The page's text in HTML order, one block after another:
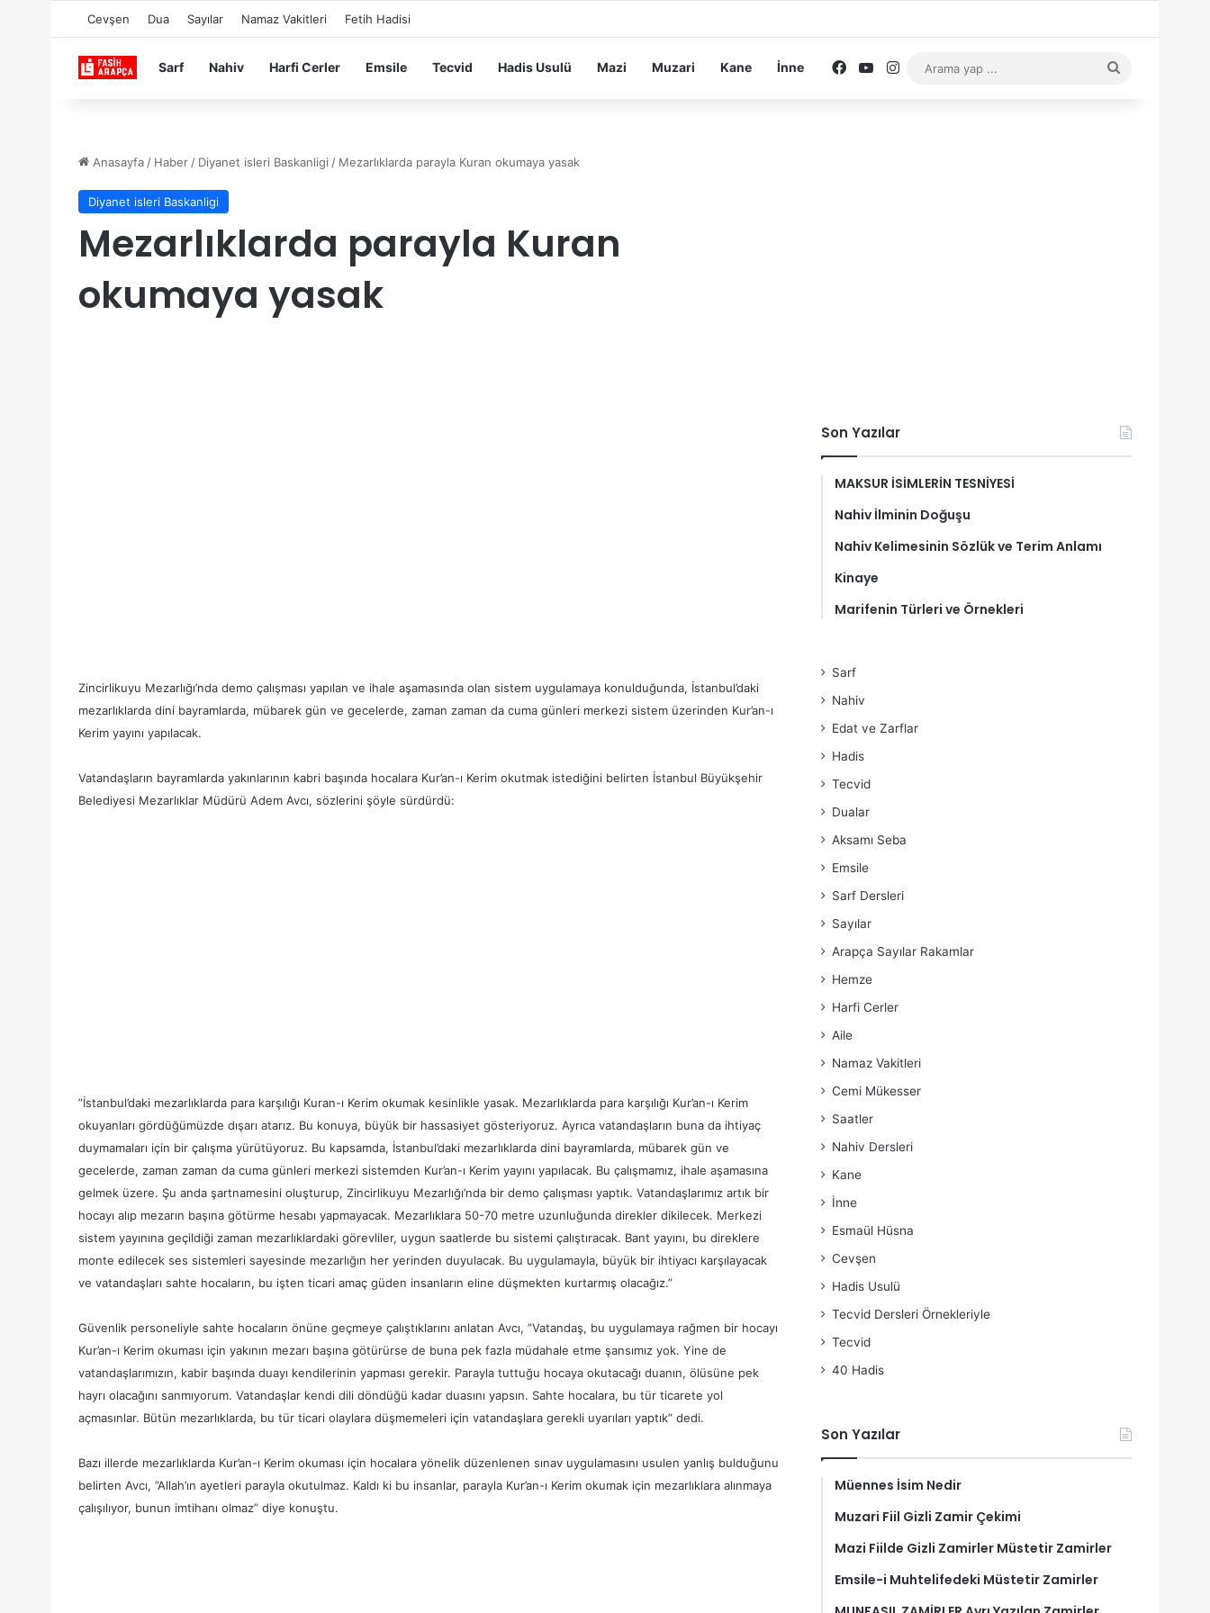
Cevşen Dua Sayılar Namaz Vakitleri Fetih Hadisi
Sarf Nahiv Harfi Cerler Emsile Tecvid Hadis Usulü Mazi Muzari Kane İnne Facebook
YouTube
Instagram
Anasayfa / Haber / Diyanet isleri Baskanligi / Mezarlıklarda parayla Kuran okumaya yasak
Diyanet isleri Baskanligi
Mezarlıklarda parayla Kuran
okumaya yasak
Zincirlikuyu Mezarlığı’nda demo çalışması yapılan ve ihale aşamasında olan sistem uygulamaya konulduğunda, İstanbul’daki
mezarlıklarda dini bayramlarda, mübarek gün ve gecelerde, zaman zaman da cuma günleri merkezi sistem üzerinden Kur’an-ı
Kerim yayını yapılacak.
Vatandaşların bayramlarda yakınlarının kabri başında hocalara Kur’an-ı Kerim okutmak istediğini belirten İstanbul Büyükşehir
Belediyesi Mezarlıklar Müdürü Adem Avcı, sözlerini şöyle sürdürdü:
”İstanbul’daki mezarlıklarda para karşılığı Kuran-ı Kerim okumak kesinlikle yasak. Mezarlıklarda para karşılığı Kur’an-ı Kerim
okuyanları gördüğümüzde dışarı atarız. Bu konuya, büyük bir hassasiyet gösteriyoruz. Ayrıca vatandaşların buna da ihtiyaç
duymamaları için bir çalışma yürütüyoruz. Bu kapsamda, İstanbul’daki mezarlıklarda dini bayramlarda, mübarek gün ve
gecelerde, zaman zaman da cuma günleri merkezi sistemden Kur’an-ı Kerim yayını yapılacak. Bu çalışmamız, ihale aşamasına
gelmek üzere. Şu anda şartnamesini oluşturup, Zincirlikuyu Mezarlığı’nda bir demo çalışması yaptık. Vatandaşlarımız artık bir
hocayı alıp mezarın başına götürme hesabı yapmayacak. Mezarlıklara 50-70 metre uzunluğunda direkler dikilecek. Merkezi
sistem yayınına geçildiği zaman mezarlıklardaki görevliler, uygun saatlerde bu sistemi çalıştıracak. Bant yayını, bu direklere
monte edilecek ses sistemleri sayesinde mezarlığın her yerinden duyulacak. Bu uygulamayla, büyük bir ihtiyacı karşılayacak
ve vatandaşları sahte hocaların, bu işten ticari amaç güden insanların eline düşmekten kurtarmış olacağız.”
Güvenlik personeliyle sahte hocaların önüne geçmeye çalıştıklarını anlatan Avcı, ”Vatandaş, bu uygulamaya rağmen bir hocayı
Kur’an-ı Kerim okuması için yakının mezarı başına götürürse de buna pek fazla müdahale etme şansımız yok. Yine de
vatandaşlarımızın, kabir başında duayı kendilerinin yapması gerekir. Parayla tuttuğu hocaya okutacağı duanın, ölüsüne pek
hayrı olacağını sanmıyorum. Vatandaşlar kendi dili döndüğü kadar duasını yapsın. Sahte hocalara, bu tür ticarete yol
açmasınlar. Bütün mezarlıklarda, bu tür ticari olaylara düşmemeleri için vatandaşlara gerekli uyarıları yaptık” dedi.
Bazı illerde mezarlıklarda Kur’an-ı Kerim okuması için hocalara yönelik düzenlenen sınav uygulamasını usulen yanlış bulduğunu
belirten Avcı, ”Allah’ın ayetleri parayla okutulmaz. Kaldı ki bu insanlar, parayla Kur’an-ı Kerim okumak için mezarlıklara alınmaya
çalışılıyor, bunun imtihanı olmaz” diye konuştu.
Son Yazılar
MAKSUR İSİMLERİN TESNİYESİ
Nahiv İlminin Doğuşu
Nahiv Kelimesinin Sözlük ve Terim Anlamı
Kinaye
Marifenin Türleri ve Örnekleri
Sarf
Nahiv
Edat ve Zarflar
Hadis
Tecvid
Dualar
Aksamı Seba
Emsile
Sarf Dersleri
Sayılar
Arapça Sayılar Rakamlar
Hemze
Harfi Cerler
Aile
Namaz Vakitleri
Cemi Mükesser
Saatler
Nahiv Dersleri
Kane
İnne
Esmaül Hüsna
Cevşen
Hadis Usulü
Tecvid Dersleri Örnekleriyle
Tecvid
40 Hadis
Son Yazılar
Müennes İsim Nedir
Muzari Fiil Gizli Zamir Çekimi
Mazi Fiilde Gizli Zamirler Müstetir Zamirler
Emsile-i Muhtelifedeki Müstetir Zamirler